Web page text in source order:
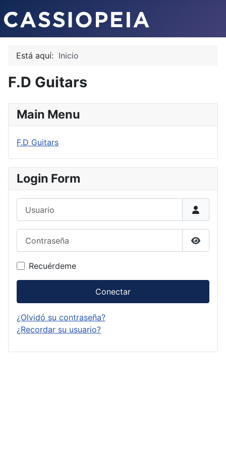
Está aquí: Inicio
F.D Guitars
Main Menu
F.D Guitars
Login Form
Recuérdeme
Conectar
¿Olvidó su contraseña?
¿Recordar su usuario?